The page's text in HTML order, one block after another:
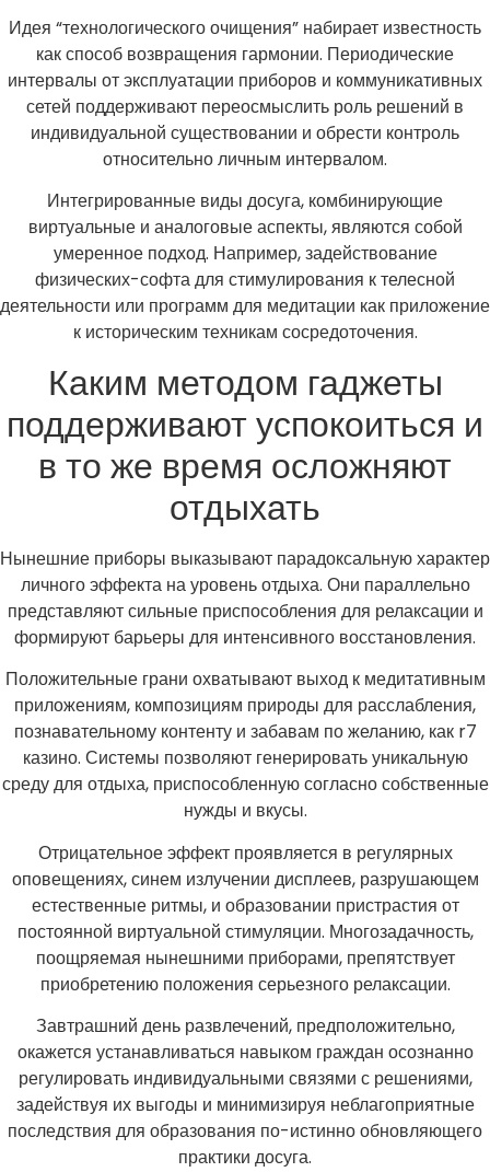
Идея “технологического очищения” набирает известность
как способ возвращения гармонии. Периодические
интервалы от эксплуатации приборов и коммуникативных
сетей поддерживают переосмыслить роль решений в
индивидуальной существовании и обрести контроль
относительно личным интервалом.
Интегрированные виды досуга, комбинирующие
виртуальные и аналоговые аспекты, являются собой
умеренное подход. Например, задействование
физических-софта для стимулирования к телесной
деятельности или программ для медитации как приложение
к историческим техникам сосредоточения.
Каким методом гаджеты
поддерживают успокоиться и
в то же время осложняют
отдыхать
Нынешние приборы выказывают парадоксальную характер
личного эффекта на уровень отдыха. Они параллельно
представляют сильные приспособления для релаксации и
формируют барьеры для интенсивного восстановления.
Положительные грани охватывают выход к медитативным
приложениям, композициям природы для расслабления,
познавательному контенту и забавам по желанию, как r7
казино. Системы позволяют генерировать уникальную
среду для отдыха, приспособленную согласно собственные
нужды и вкусы.
Отрицательное эффект проявляется в регулярных
оповещениях, синем излучении дисплеев, разрушающем
естественные ритмы, и образовании пристрастия от
постоянной виртуальной стимуляции. Многозадачность,
поощряемая нынешними приборами, препятствует
приобретению положения серьезного релаксации.
Завтрашний день развлечений, предположительно,
окажется устанавливаться навыком граждан осознанно
регулировать индивидуальными связями с решениями,
задействуя их выгоды и минимизируя неблагоприятные
последствия для образования по-истинно обновляющего
практики досуга.